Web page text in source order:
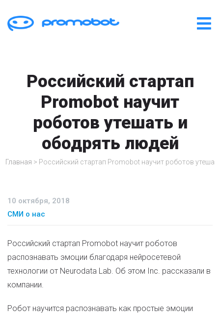
Российский стартап
Promobot научит
роботов утешать и
ободрять людей
Главная > Российский стартап Promobot научит роботов
10 октября, 2018
СМИ о нас
Российский стартап Promobot научит роботов
распознавать эмоции благодаря нейросетевой
технологии от Neurodata Lab. Об этом Inc. рассказали в
компании.
Робот научится распознавать как простые эмоции